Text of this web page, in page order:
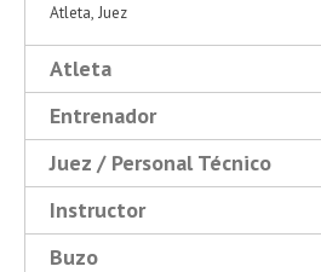
Atleta, Juez
Atleta
Entrenador
Juez / Personal Técnico
Instructor
Buzo